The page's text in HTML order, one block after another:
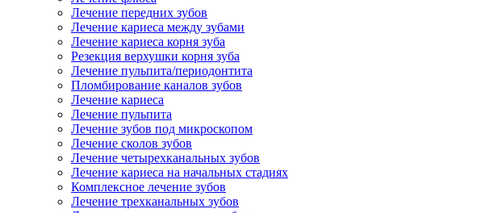
Лечение передних зубов
Лечение кариеса между зубами
Лечение кариеса корня зуба
Резекция верхушки корня зуба
Лечение пульпита/периодонтита
Пломбирование каналов зубов
Лечение кариеса
Лечение пульпита
Лечение зубов под микроскопом
Лечение сколов зубов
Лечение четырехканальных зубов
Лечение кариеса на начальных стадиях
Комплексное лечение зубов
Лечение трехканальных зубов